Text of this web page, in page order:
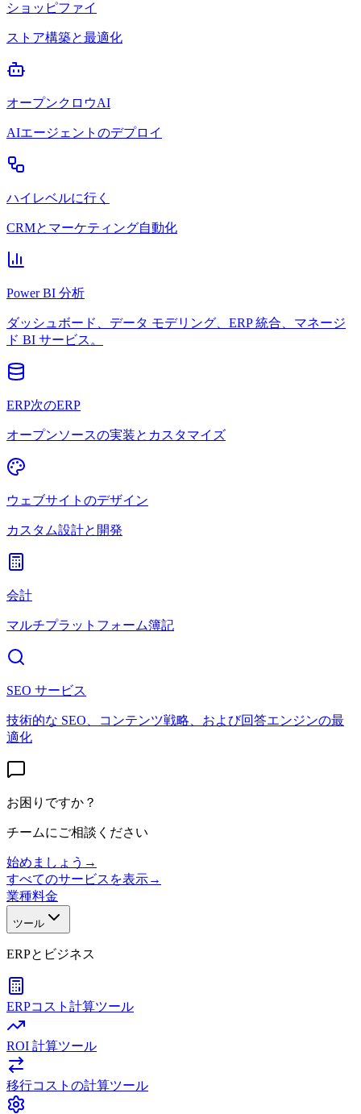
ショッピファイ
ストア構築と最適化
オープンクロウAI
AIエージェントのデプロイ
ハイレベルに行く
CRMとマーケティング自動化
Power BI 分析
ダッシュボード、データ モデリング、ERP 統合、マネージ
ド BI サービス。
ERP次のERP
オープンソースの実装とカスタマイズ
ウェブサイトのデザイン
カスタム設計と開発
会計
マルチプラットフォーム簿記
SEO サービス
技術的な SEO、コンテンツ戦略、および回答エンジンの最
適化
お困りですか？
チームにご相談ください
始めましょう →
すべてのサービスを表示→
業種料金
ツール
ERPとビジネス
ERPコスト計算ツール
ROI 計算ツール
移行コストの計算ツール